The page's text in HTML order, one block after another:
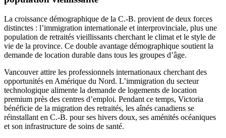
La croissance démographique de la C.-B. provient de deux forces
distinctes : l’immigration internationale et interprovinciale, plus une
population de retraités vieillissants cherchant le climat et le style de
vie de la province. Ce double avantage démographique soutient la
demande de location durable dans tous les groupes d’âge.
Vancouver attire les professionnels internationaux cherchant des
opportunités en Amérique du Nord. L’immigration du secteur
technologique alimente la demande de logements de location
premium près des centres d’emploi. Pendant ce temps, Victoria
bénéficie de la migration des retraités, les aînés canadiens se
réinstallant en C.-B. pour ses hivers doux, ses aménités océaniques
et son infrastructure de soins de santé.